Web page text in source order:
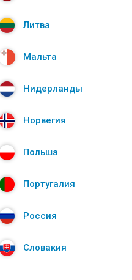
Литва
Мальта
Нидерланды
Норвегия
Польша
Португалия
Россия
Словакия